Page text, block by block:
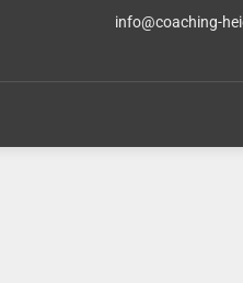
info@coaching-